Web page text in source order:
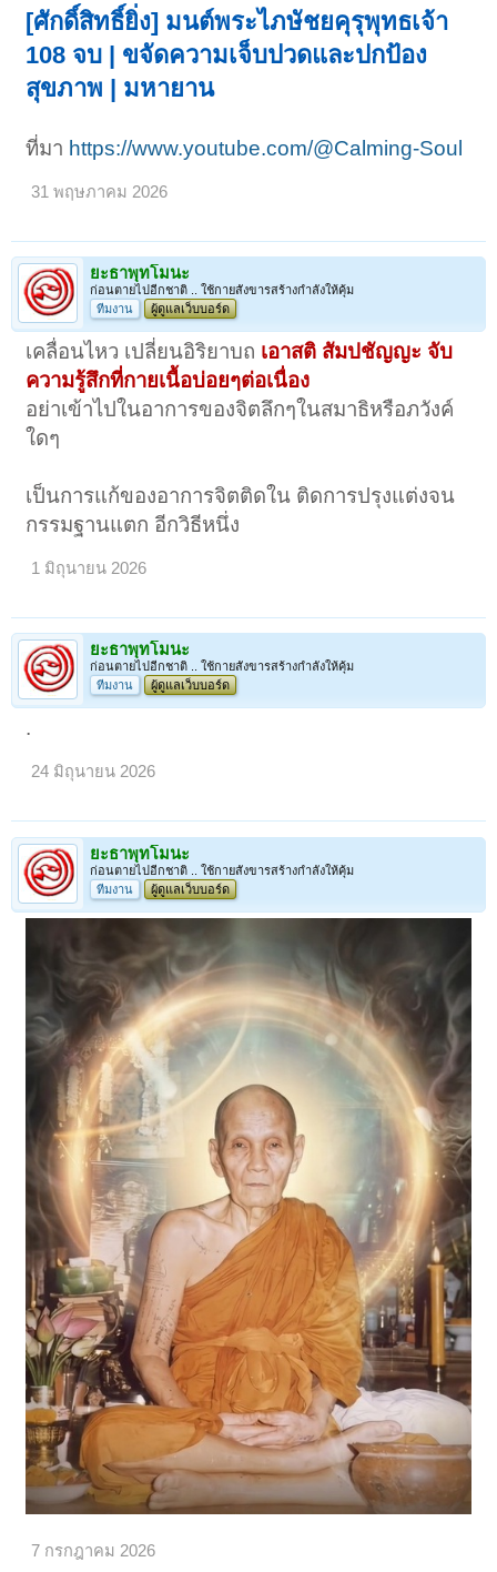
[ศักดิ์สิทธิ์ยิ่ง] มนต์พระไภษัชยคุรุพุทธเจ้า
108 จบ | ขจัดความเจ็บปวดและปกป้อง
สุขภาพ | มหายาน
ที่มา https://www.youtube.com/@Calming-Soul
31 พฤษภาคม 2026
ยะธาพุทโมนะ
ก่อนตายไปอีกชาติ .. ใช้กายสังขารสร้างกำลังให้คุ้ม
ทีมงาน
ผู้ดูแลเว็บบอร์ด
เคลื่อนไหว เปลี่ยนอิริยาบถ เอาสติ สัมปชัญญะ จับ
ความรู้สึกที่กายเนื้อบ่อยๆต่อเนื่อง
อย่าเข้าไปในอาการของจิตลึกๆในสมาธิหรือภวังค์
ใดๆ
เป็นการแก้ของอาการจิตติดใน ติดการปรุงแต่งจน
กรรมฐานแตก อีกวิธีหนึ่ง
1 มิถุนายน 2026
ยะธาพุทโมนะ
ก่อนตายไปอีกชาติ .. ใช้กายสังขารสร้างกำลังให้คุ้ม
ทีมงาน
ผู้ดูแลเว็บบอร์ด
.
24 มิถุนายน 2026
ยะธาพุทโมนะ
ก่อนตายไปอีกชาติ .. ใช้กายสังขารสร้างกำลังให้คุ้ม
ทีมงาน
ผู้ดูแลเว็บบอร์ด
7 กรกฎาคม 2026
< ย้อนกลับ 2 3 5